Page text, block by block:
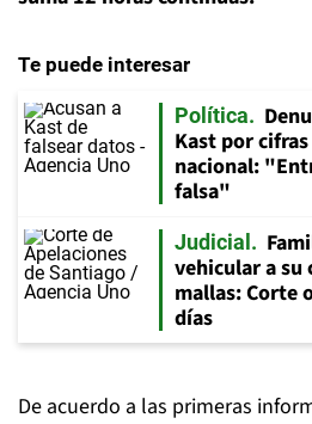
Te puede interesar
Política
Kast por
nacional:
falsa"
Judicial
vehicular a su
mallas: Corte
días
De acuerdo a las primeras